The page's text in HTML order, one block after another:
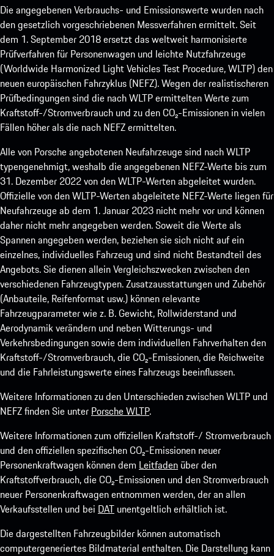
Die angegebenen Verbrauchs- und Emissionswerte wurden nach
den gesetzlich vorgeschriebenen Messverfahren ermittelt. Seit
dem 1. September 2018 ersetzt das weltweit harmonisierte
Prüfverfahren für Personenwagen und leichte Nutzfahrzeuge
(Worldwide Harmonized Light Vehicles Test Procedure, WLTP) den
neuen europäischen Fahrzyklus (NEFZ). Wegen der realistischeren
Prüfbedingungen sind die nach WLTP ermittelten Werte zum
Kraftstoff-/Stromverbrauch und zu den CO₂-Emissionen in vielen
Fällen höher als die nach NEFZ ermittelten.
Alle von Porsche angebotenen Neufahrzeuge sind nach WLTP
typengenehmigt, weshalb die angegebenen NEFZ-Werte bis zum
31. Dezember 2022 von den WLTP-Werten abgeleitet wurden.
Offizielle von den WLTP-Werten abgeleitete NEFZ-Werte liegen für
Neufahrzeuge ab dem 1. Januar 2023 nicht mehr vor und können
daher nicht mehr angegeben werden. Soweit die Werte als
Spannen angegeben werden, beziehen sie sich nicht auf ein
einzelnes, individuelles Fahrzeug und sind nicht Bestandteil des
Angebots. Sie dienen allein Vergleichszwecken zwischen den
verschiedenen Fahrzeugtypen. Zusatzausstattungen und Zubehör
(Anbauteile, Reifenformat usw.) können relevante
Fahrzeugparameter wie z. B. Gewicht, Rollwiderstand und
Aerodynamik verändern und neben Witterungs- und
Verkehrsbedingungen sowie dem individuellen Fahrverhalten den
Kraftstoff-/Stromverbrauch, die CO₂-Emissionen, die Reichweite
und die Fahrleistungswerte eines Fahrzeugs beeinflussen.
Weitere Informationen zu den Unterschieden zwischen WLTP und
NEFZ finden Sie unter Porsche WLTP.
Weitere Informationen zum offiziellen Kraftstoff-/ Stromverbrauch
und den offiziellen spezifischen CO₂-Emissionen neuer
Personenkraftwagen können dem Leitfaden über den
Kraftstoffverbrauch, die CO₂-Emissionen und den Stromverbrauch
neuer Personenkraftwagen entnommen werden, der an allen
Verkaufsstellen und bei DAT unentgeltlich erhältlich ist.
Die dargestellten Fahrzeugbilder können automatisch
computergeneriertes Bildmaterial enthalten. Die Darstellung kann